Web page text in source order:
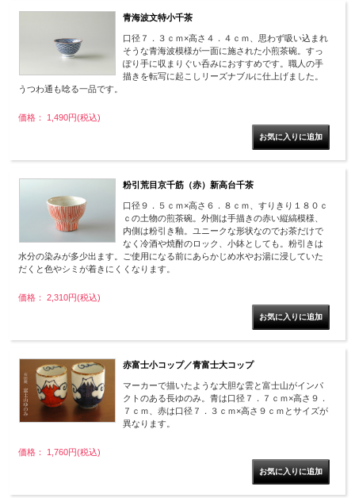
青海波文特小千茶
口径７．３ｃｍ×高さ４．４ｃｍ、思わず吸い込まれ
そうな青海波模様が一面に施された小煎茶碗。すっ
ぽり手に収まりぐい呑みにおすすめです。職人の手
描きを転写に起こしリーズナブルに仕上げました。
うつわ通も唸る一品です。
価格： 1,490円(税込)
粉引荒目京千筋（赤）新高台千茶
口径９．５ｃｍ×高さ６．８ｃｍ、すりきり１８０ｃ
ｃの土物の煎茶碗。外側は手描きの赤い縦縞模様、
内側は粉引き釉。ユニークな形状なのでお茶だけで
なく冷酒や焼酎のロック、小鉢としても。粉引きは
水分の染みが多少出ます。ご使用になる前にあらかじめ水やお湯に浸していた
だくと色やシミが着きにくくなります。
価格： 2,310円(税込)
赤富士小コップ／青富士大コップ
マーカーで描いたような大胆な雲と富士山がインパ
クトのある長ゆのみ。青は口径７．７ｃｍ×高さ９．
７ｃｍ、赤は口径７．３ｃｍ×高さ９ｃｍとサイズが
異なります。
価格： 1,760円(税込)